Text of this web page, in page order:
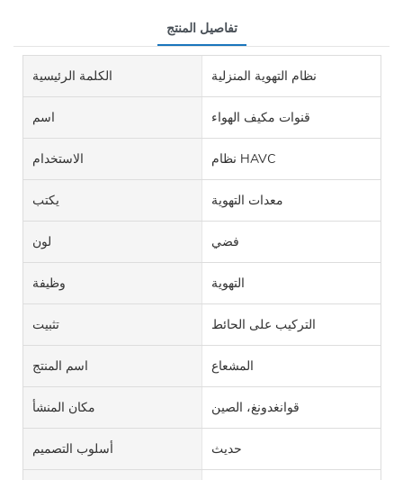
تفاصيل المنتج
الكلمة الرئيسية نظام التهوية المنزلية
اسم قنوات مكيف الهواء
الاستخدام نظام HAVC
يكتب معدات التهوية
لون فضي
وظيفة التهوية
تثبيت التركيب على الحائط
اسم المنتج المشعاع
مكان المنشأ قوانغدونغ، الصين
أسلوب التصميم حديث